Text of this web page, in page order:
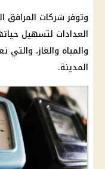
وتوفر شركات المرافق
العدادات لتسهيل
والمياه والغاز،
المدينة.